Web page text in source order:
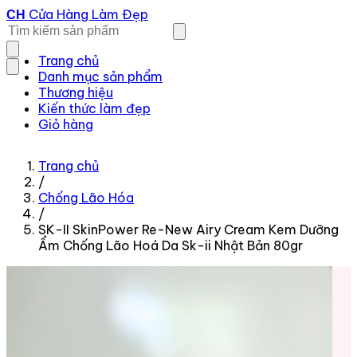
CH Cửa Hàng Làm Đẹp
Trang chủ
Danh mục sản phẩm
Thương hiệu
Kiến thức làm đẹp
Giỏ hàng
Trang chủ
/
Chống Lão Hóa
/
SK-II SkinPower Re-New Airy Cream Kem Dưỡng
Ẩm Chống Lão Hoá Da Sk-ii Nhật Bản 80gr